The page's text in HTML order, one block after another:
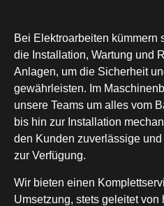
Bei Elektroarbeiten kümmern
die Installation, Wartung und
Anlagen, um die Sicherheit
gewährleisten. Im
unsere Teams um alles vom
bis hin zur Installation
den Kunden zuverlässige
zur Verfügung.
Wir bieten einen
Umsetzung, stets geleitet von